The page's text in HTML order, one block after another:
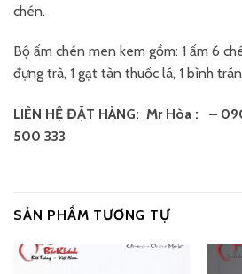
chén.
Bộ ấm chén men kem gồm: 1 ấm 6
đựng trà, 1 gạt tàn thuốc lá, 1 bình
LIÊN HỆ ĐẶT HÀNG: Mr Hòa : –
500 333
SẢN PHẨM TƯƠNG TỰ